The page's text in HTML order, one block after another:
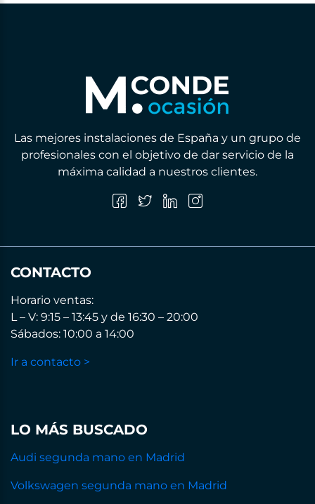
Las mejores instalaciones de España y un grupo de
profesionales con el objetivo de dar servicio de la
máxima calidad a nuestros clientes.
CONTACTO
Horario ventas:
L – V: 9:15 – 13:45 y de 16:30 – 20:00
Sábados: 10:00 a 14:00
Ir a contacto >
LO MÁS BUSCADO
Audi segunda mano en Madrid
Volkswagen segunda mano en Madrid